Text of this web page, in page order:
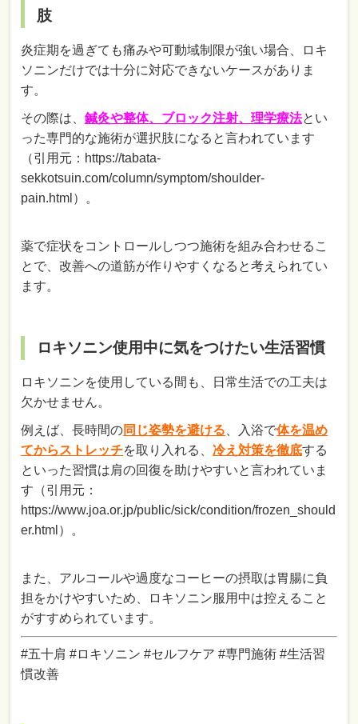
肢
炎症期を過ぎても痛みや可動域制限が強い場合、ロキ
ソニンだけでは十分に対応できないケースがありま
す。
その際は、鍼灸や整体、ブロック注射、理学療法とい
った専門的な施術が選択肢になると言われています
（引用元：https://tabata-
sekkotsuin.com/column/symptom/shoulder-
pain.html）。
薬で症状をコントロールしつつ施術を組み合わせるこ
とで、改善への道筋が作りやすくなると考えられてい
ます。
ロキソニン使用中に気をつけたい生活習慣
ロキソニンを使用している間も、日常生活での工夫は
欠かせません。
例えば、長時間の同じ姿勢を避ける 、入浴で体を温め
てからストレッチを取り入れる、冷え対策を徹底する
といった習慣は肩の回復を助けやすいと言われていま
す（引用元：
https://www.joa.or.jp/public/sick/condition/frozen_should
er.html）。
また、アルコールや過度なコーヒーの摂取は胃腸に負
担をかけやすいため、ロキソニン服用中は控えること
がすすめられています。
#五十肩 #ロキソニン #セルフケア #専門施術 #生活習
慣改善